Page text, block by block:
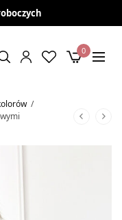
0
/